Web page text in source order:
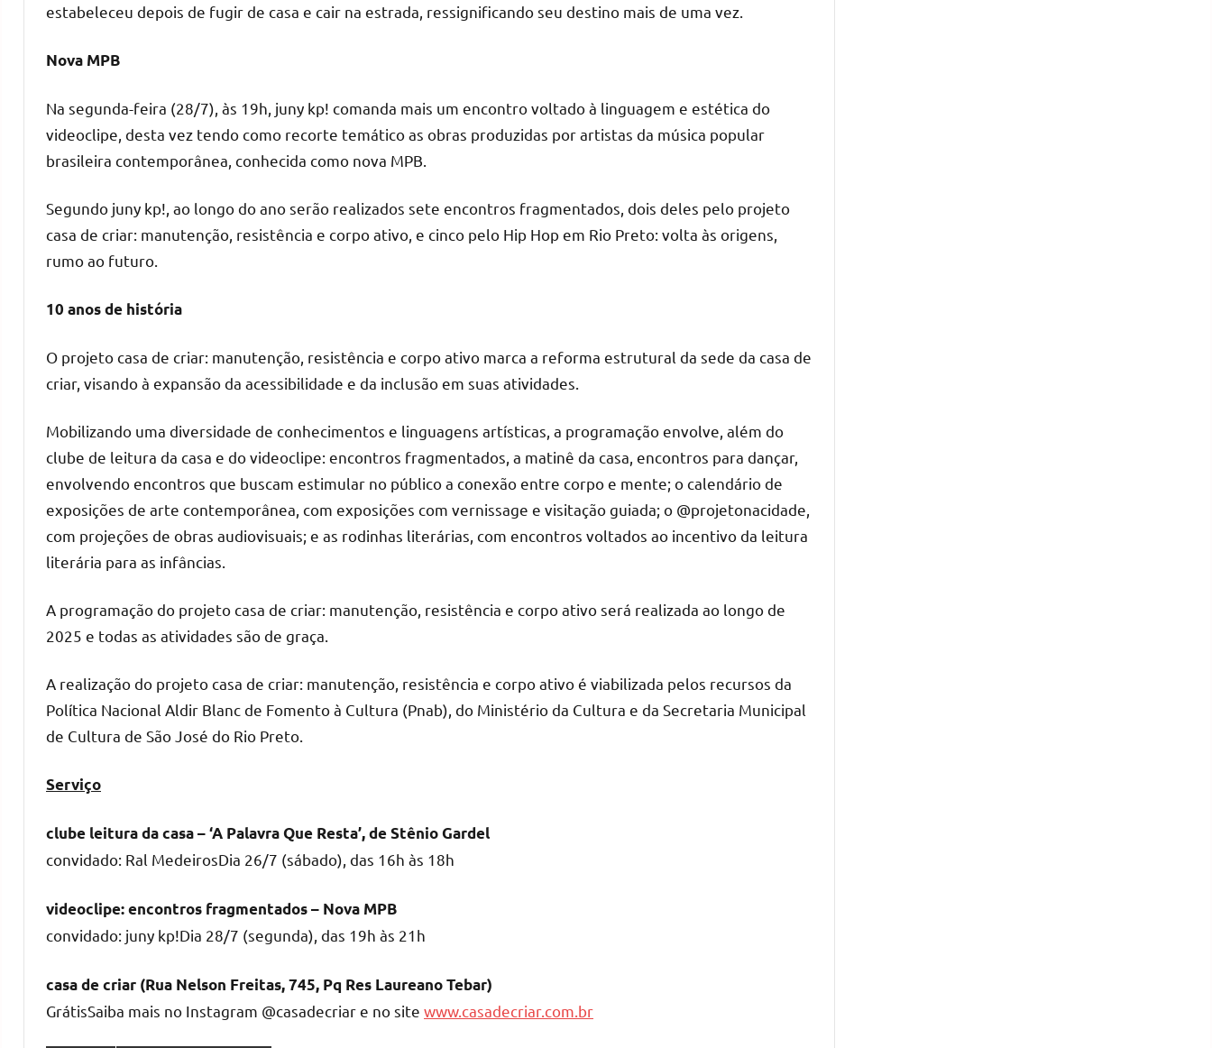
estabeleceu depois de fugir de casa e cair na estrada, ressignificando seu destino mais de uma vez.
Nova MPB
Na segunda-feira (28/7), às 19h, juny kp! comanda mais um encontro voltado à linguagem e estética do
videoclipe, desta vez tendo como recorte temático as obras produzidas por artistas da música popular
brasileira contemporânea, conhecida como nova MPB.
Segundo juny kp!, ao longo do ano serão realizados sete encontros fragmentados, dois deles pelo projeto
casa de criar: manutenção, resistência e corpo ativo, e cinco pelo Hip Hop em Rio Preto: volta às origens,
rumo ao futuro.
10 anos de história
O projeto casa de criar: manutenção, resistência e corpo ativo marca a reforma estrutural da sede da casa de
criar, visando à expansão da acessibilidade e da inclusão em suas atividades.
Mobilizando uma diversidade de conhecimentos e linguagens artísticas, a programação envolve, além do
clube de leitura da casa e do videoclipe: encontros fragmentados, a matinê da casa, encontros para dançar,
envolvendo encontros que buscam estimular no público a conexão entre corpo e mente; o calendário de
exposições de arte contemporânea, com exposições com vernissage e visitação guiada; o @projetonacidade,
com projeções de obras audiovisuais; e as rodinhas literárias, com encontros voltados ao incentivo da leitura
literária para as infâncias.
A programação do projeto casa de criar: manutenção, resistência e corpo ativo será realizada ao longo de
2025 e todas as atividades são de graça.
A realização do projeto casa de criar: manutenção, resistência e corpo ativo é viabilizada pelos recursos da
Política Nacional Aldir Blanc de Fomento à Cultura (Pnab), do Ministério da Cultura e da Secretaria Municipal
de Cultura de São José do Rio Preto.
Serviço
clube leitura da casa – ‘A Palavra Que Resta’, de Stênio Gardel
convidado: Ral MedeirosDia 26/7 (sábado), das 16h às 18h
videoclipe: encontros fragmentados – Nova MPB
convidado: juny kp!Dia 28/7 (segunda), das 19h às 21h
casa de criar (Rua Nelson Freitas, 745, Pq Res Laureano Tebar)
GrátisSaiba mais no Instagram @casadecriar e no site www.casadecriar.com.br